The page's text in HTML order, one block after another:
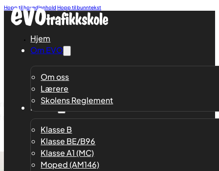
Hopp til hovedinnhold Hopp til bunntekst
Hjem
Om EVO
Om oss
Lærere
Skolens Reglement
Klasser
Klasse B
Klasse BE/B96
Klasse A1 (MC)
Moped (AM146)
og ansvarsbevisst
Hos oss møter du hyggelige og erfarne